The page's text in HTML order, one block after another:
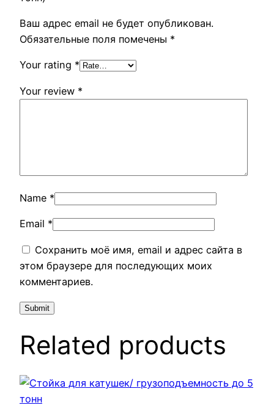
Ваш адрес email не будет опубликован.
Обязательные поля помечены *
Your rating *
Your review *
Name *
Email *
Сохранить моё имя, email и адрес сайта в
этом браузере для последующих моих
комментариев.
Related products